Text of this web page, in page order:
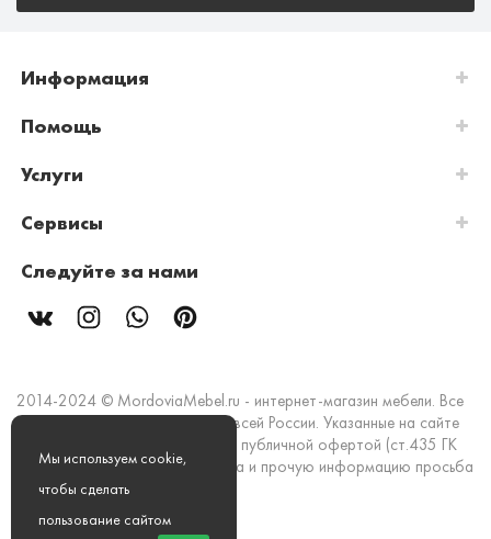
Информация
Помощь
Услуги
Сервисы
Следуйте за нами
2014-2024 © MordoviaMebel.ru - интернет-магазин мебели. Все
права защищены. Доставка по всей России. Указанные на сайте
цены и информация не являются публичной офертой (ст.435 ГК
РФ). Стоимость, наличие товара и прочую информацию просьба
уточнять в офисах продаж.
Мы используем cookie,
чтобы сделать
пользование сайтом